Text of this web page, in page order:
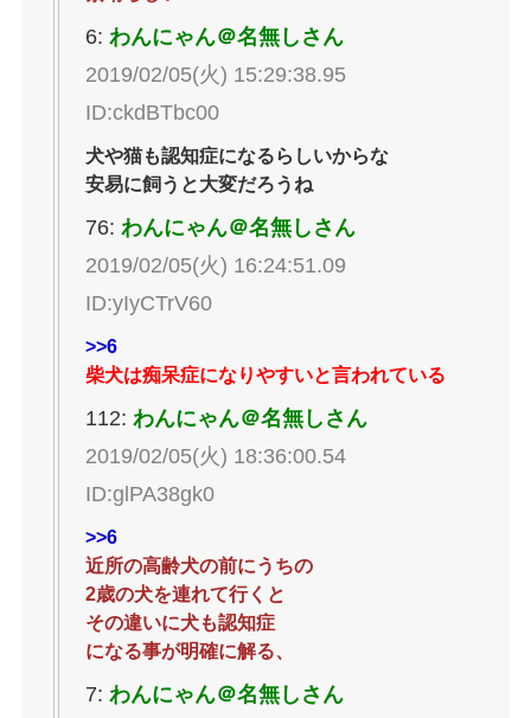
6: わんにゃん＠名無しさん
2019/02/05(火) 15:29:38.95
ID:ckdBTbc00
犬や猫も認知症になるらしいからな
安易に飼うと大変だろうね
76: わんにゃん＠名無しさん
2019/02/05(火) 16:24:51.09
ID:yIyCTrV60
>>6
柴犬は痴呆症になりやすいと言われている
112: わんにゃん＠名無しさん
2019/02/05(火) 18:36:00.54
ID:glPA38gk0
>>6
近所の高齢犬の前にうちの
2歳の犬を連れて行くと
その違いに犬も認知症
になる事が明確に解る、
7: わんにゃん＠名無しさん